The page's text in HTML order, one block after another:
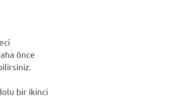
önce
bir ikinci